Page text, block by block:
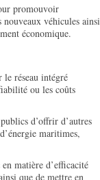
promouvoir
véhicules ainsi
économique.
réseau intégré
ou les coûts
d’offrir d’autres
maritimes,
matière d’efficacité
que de mettre en